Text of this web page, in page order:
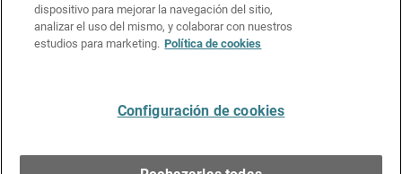
Política de privacidad
Kit de medios y marca
dispositivo para mejorar la navegación del sitio,
analizar el uso del mismo, y colaborar con nuestros
estudios para marketing. Política de cookies
Configuración de cookies